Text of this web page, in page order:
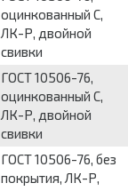
оцинкованный С,
ЛК-Р, двойной
свивки
ГОСТ 10506-76,
оцинкованный С,
ЛК-Р, двойной
свивки
ГОСТ 10506-76, без
покрытия, ЛК-Р,